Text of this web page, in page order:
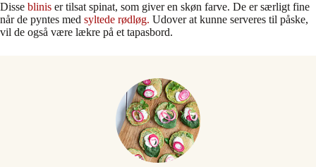
Disse blinis er tilsat spinat, som giver en skøn farve. De er særligt fine
når de pyntes med syltede rødløg. Udover at kunne serveres til påske,
vil de også være lækre på et tapasbord.